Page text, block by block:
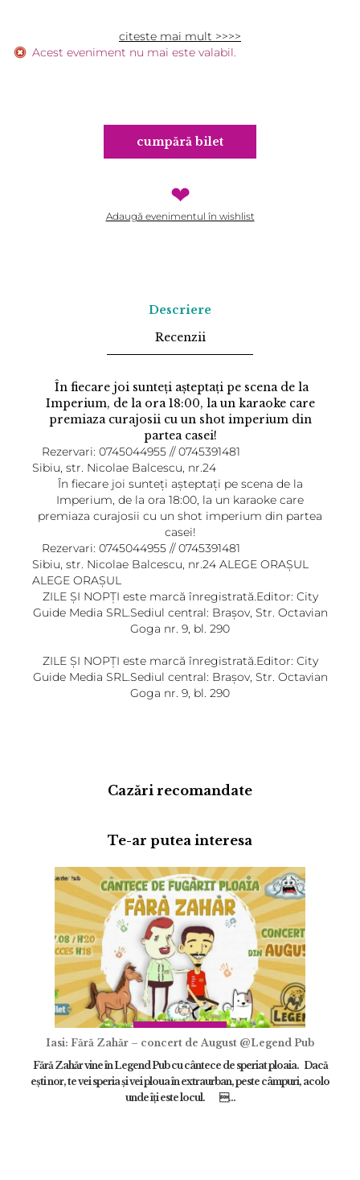
citeste mai mult >>>>
Acest eveniment nu mai este valabil.
cumpără bilet
❤
Adaugă evenimentul în wishlist
Descriere
Recenzii
În fiecare joi sunteți așteptați pe scena de la
Imperium, de la ora 18:00, la un karaoke care
premiaza curajosii cu un shot imperium din
partea casei!
Rezervari: 0745044955 // 0745391481
Sibiu, str. Nicolae Balcescu, nr.24
În fiecare joi sunteți așteptați pe scena de la
Imperium, de la ora 18:00, la un karaoke care
premiaza curajosii cu un shot imperium din partea
casei!
Rezervari: 0745044955 // 0745391481
Sibiu, str. Nicolae Balcescu, nr.24 ALEGE ORAȘUL
ALEGE ORAȘUL
ZILE ȘI NOPȚI este marcă înregistrată.Editor: City
Guide Media SRL.Sediul central: Brașov, Str. Octavian
Goga nr. 9, bl. 290
ZILE ȘI NOPȚI este marcă înregistrată.Editor: City
Guide Media SRL.Sediul central: Brașov, Str. Octavian
Goga nr. 9, bl. 290
Adaugă review
ÎNCARCA IMAGINI
Cazări recomandate
Te-ar putea interesa
Iasi: Fără Zahăr – concert de August @Legend Pub
Fără Zahăr vine în Legend Pub cu cântece de speriat ploaia. Dacă
eşti nor, te vei speria şi vei ploua în extraurban, peste câmpuri, acolo
unde îţi este locul. ...